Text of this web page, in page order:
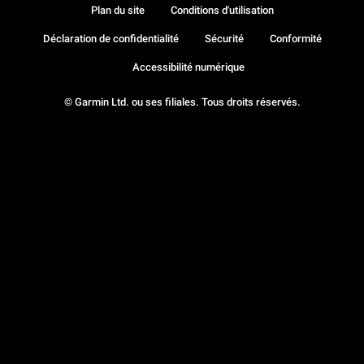
© Garmin Ltd. ou ses filiales. Tous droits réservés.
Plan du site Conditions d'utilisation
Déclaration de confidentialité Sécurité Conformité
Accessibilité numérique